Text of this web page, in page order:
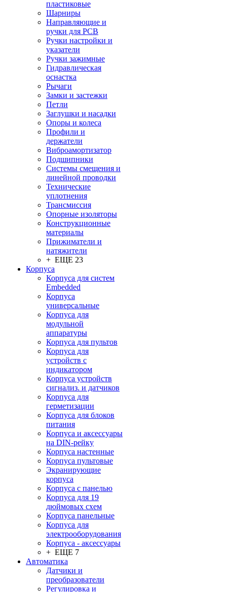
пластиковые
Шарниры
Направляющие и
ручки для PCB
Ручки настройки и
указатели
Ручки зажимные
Гидравлическая
оснастка
Рычаги
Замки и застежки
Петли
Заглушки и насадки
Опоры и колеса
Профили и
держатели
Виброамортизатор
Подшипники
Системы смещения и
линейной проводки
Технические
уплотнения
Трансмиссия
Опорные изоляторы
Конструкционные
материалы
Прижиматели и
натяжители
+ ЕЩЕ 23
Корпуса
Корпуса для систем
Embedded
Корпуса
универсальные
Корпуса для
модульной
аппаратуры
Корпуса для пультов
Корпуса для
устройств с
индикатором
Корпуса устройств
сигнализ. и датчиков
Корпуса для
герметизации
Корпуса для блоков
питания
Корпуса и аксессуары
на DIN-рейку
Корпуса настенные
Корпуса пультовые
Экранирующие
корпуса
Корпуса с панелью
Корпуса для 19
дюймовых схем
Корпуса панельные
Корпуса для
электрооборудования
Корпуса - аксессуары
+ ЕЩЕ 7
Автоматика
Датчики и
преобразователи
Регулировка и